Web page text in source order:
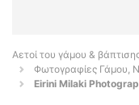
Αετοί του γάμου &
Φωτογραφίες Γάμου,
Eirini Milaki